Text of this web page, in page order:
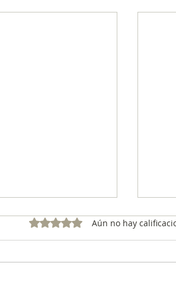
Obtuvo 0 de 5 estrellas.
Aún no hay